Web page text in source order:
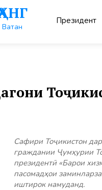
Президент
Сафири Тоҷикистон
граждании Ҷумҳурии
президентӣ «Барои
пасомадҳои
иштирок намуданд.